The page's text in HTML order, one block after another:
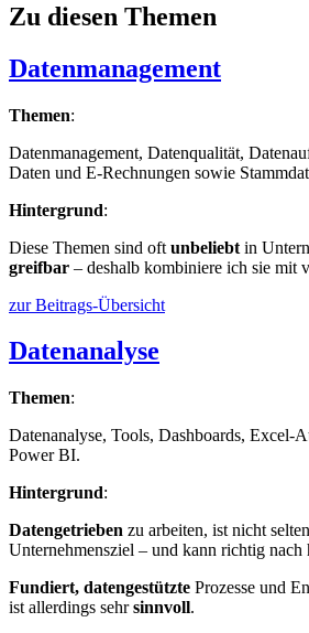
Zu diesen Themen
Datenmanagement
Themen:
Datenmanagement, Datenqualität,
Daten und E-Rechnungen sowie
Hintergrund:
Diese Themen sind oft unbeliebt in
greifbar – deshalb kombiniere ich sie mit
zur Beitrags-Übersicht
Datenanalyse
Themen:
Datenanalyse, Tools, Dashboards, Excel-
Power BI.
Hintergrund:
Datengetrieben zu arbeiten, ist nicht
Unternehmensziel – und kann richtig nach
Fundiert, datengestützte Prozesse und
ist allerdings sehrsinnvoll.